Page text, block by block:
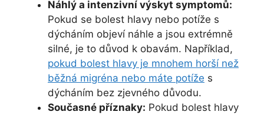
Náhlý a intenzivní výskyt symptomů:
Pokud se bolest hlavy nebo potíže s
dýcháním objeví náhle a jsou extrémně
silné, je to důvod k obavám. Například,
pokud bolest hlavy je mnohem horší než
běžná migréna nebo máte potíže s
dýcháním bez zjevného důvodu.
Současné příznaky: Pokud bolest hlavy